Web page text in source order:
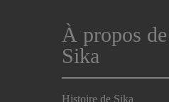
À propos de
Sika
Histoire de Sika